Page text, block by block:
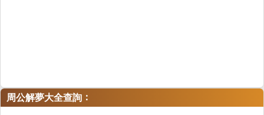
周公解夢大全查詢 ：